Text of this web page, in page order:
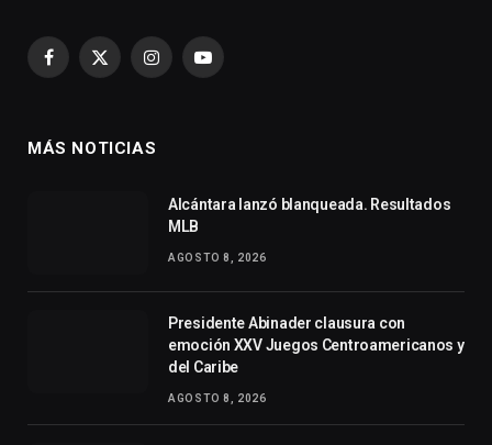
Facebook
X
InstagramYouTube
MÁS NOTICIAS
Alcántara lanzó blanqueada. Resultados
MLB
AGOSTO 8, 2026
Presidente Abinader clausura con
emoción XXV Juegos Centroamericanos y
del Caribe
AGOSTO 8, 2026